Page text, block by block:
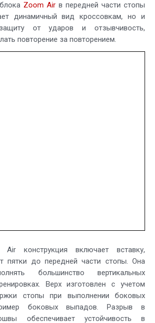
Zoom Air в передней части стопы
динамичный вид кроссовкам, но и
от ударов и отзывчивость,
повторение за повторением.
конструкция включает вставку,
пятки до передней части стопы. Она
большинство вертикальных
Верх изготовлен с учетом
стопы при выполнении боковых
боковых выпадов. Разрыв в
обеспечивает устойчивость в